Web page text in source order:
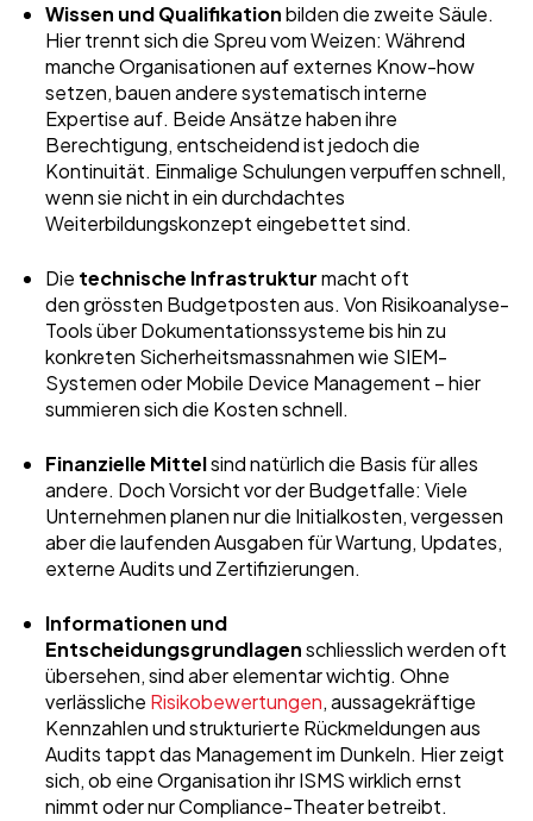
Wissen und Qualifikationbilden die zweite Säule.
Hier trennt sich die Spreu vom Weizen: Während
manche Organisationen auf externes Know-how
setzen, bauen andere systematisch interne
Expertise auf. Beide Ansätze haben ihre
Berechtigung, entscheidend ist jedoch die
Kontinuität. Einmalige Schulungen verpuffen schnell,
wenn sie nicht in ein durchdachtes
Weiterbildungskonzept eingebettet sind.
Die technische Infrastrukturmacht oft
den grössten Budgetposten aus. Von Risikoanalyse-
Tools über Dokumentationssysteme bis hin zu
konkreten Sicherheitsmassnahmen wie SIEM-
Systemen oder Mobile Device Management – hier
summieren sich die Kosten schnell.
Finanzielle Mittelsind natürlich die Basis für alles
andere. Doch Vorsicht vor der Budgetfalle: Viele
Unternehmen planen nur die Initialkosten, vergessen
aber die laufenden Ausgaben für Wartung, Updates,
externe Audits und Zertifizierungen.
Informationen und
Entscheidungsgrundlagenschliesslich werden oft
übersehen, sind aber elementar wichtig. Ohne
verlässliche Risikobewertungen, aussagekräftige
Kennzahlen und strukturierte Rückmeldungen aus
Audits tappt das Management im Dunkeln. Hier zeigt
sich, ob eine Organisation ihr ISMS wirklich ernst
nimmt oder nur Compliance-Theater betreibt.